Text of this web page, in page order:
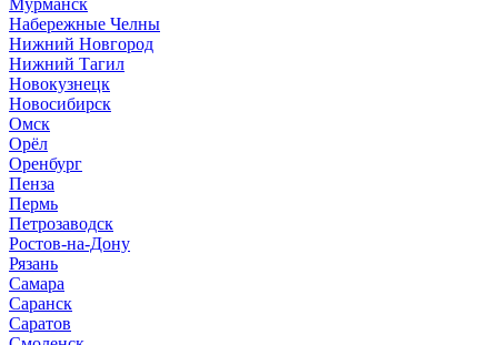
Набережные Челны
Нижний Новгород
Нижний Тагил
Новокузнецк
Новосибирск
Омск
Орёл
Оренбург
Пенза
Пермь
Петрозаводск
Ростов-на-Дону
Рязань
Самара
Саранск
Саратов